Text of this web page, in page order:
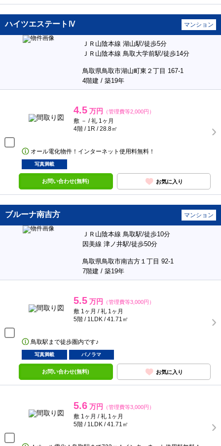
ハイツエステートⅣ マンション
ＪＲ山陰本線 湖山駅/徒歩5分
ＪＲ山陰本線 鳥取大学前駅/徒歩14分
鳥取県鳥取市湖山町東２丁目 167-1
4階建 / 築19年
4.5 万円 （管理費等2,000円）
敷 － / 礼 1ヶ月
4階 / 1R / 28.8㎡
オール電化物件！インターネット使用料無料！
写真満載
お問い合わせ(無料) お気に入り
ブルーナ南吉方 マンション
ＪＲ山陰本線 鳥取駅/徒歩10分
因美線 津ノ井駅/徒歩50分
鳥取県鳥取市南吉方１丁目 92-1
7階建 / 築19年
5.5 万円 （管理費等3,000円）
敷 1ヶ月 / 礼 1ヶ月
5階 / 1LDK / 41.71㎡
鳥取駅まで徒歩圏内です♪
写真満載 パノラマ
お問い合わせ(無料) お気に入り
5.6 万円 （管理費等3,000円）
敷 1ヶ月 / 礼 1ヶ月
5階 / 1LDK / 41.71㎡